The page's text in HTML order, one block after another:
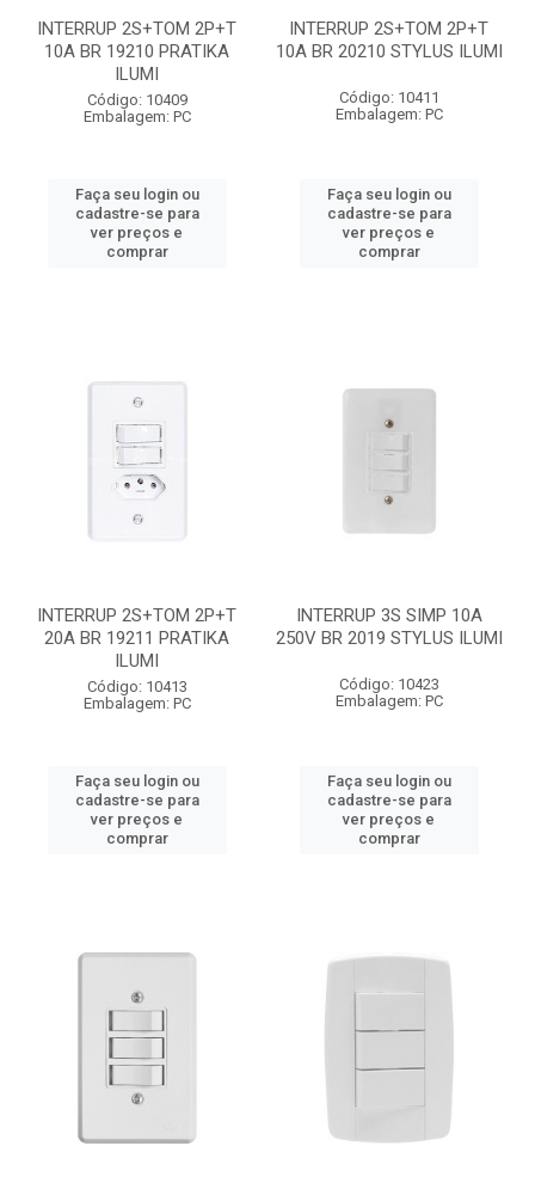
INTERRUP 2S+TOM 2P+T
10A BR 19210 PRATIKA
ILUMI
Código: 10409
Embalagem: PC
Faça seu login ou
cadastre-se para
ver preços e
comprar
INTERRUP 2S+TOM 2P+T
10A BR 20210 STYLUS ILUMI
Código: 10411
Embalagem: PC
Faça seu login ou
cadastre-se para
ver preços e
comprar
INTERRUP 2S+TOM 2P+T
20A BR 19211 PRATIKA
ILUMI
Código: 10413
Embalagem: PC
Faça seu login ou
cadastre-se para
ver preços e
comprar
INTERRUP 3S SIMP 10A
250V BR 2019 STYLUS ILUMI
Código: 10423
Embalagem: PC
Faça seu login ou
cadastre-se para
ver preços e
comprar